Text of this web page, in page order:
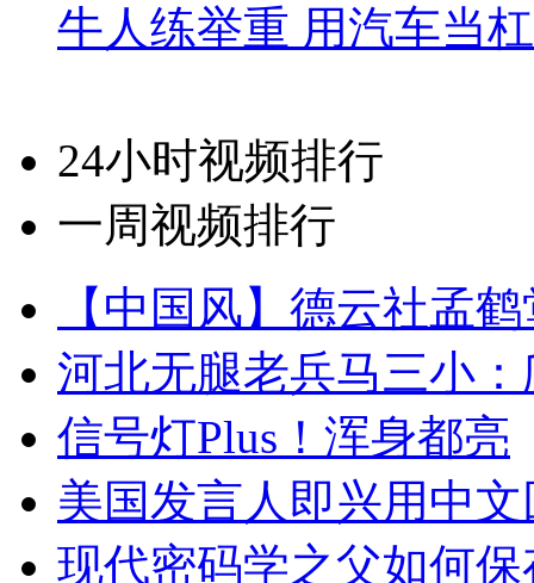
牛人练举重 用汽车当
24小时视频排行
一周视频排行
【中国风】德云社孟
河北无腿老兵马三小
信号灯Plus！浑身都亮
美国发言人即兴用中
现代密码学之父如何